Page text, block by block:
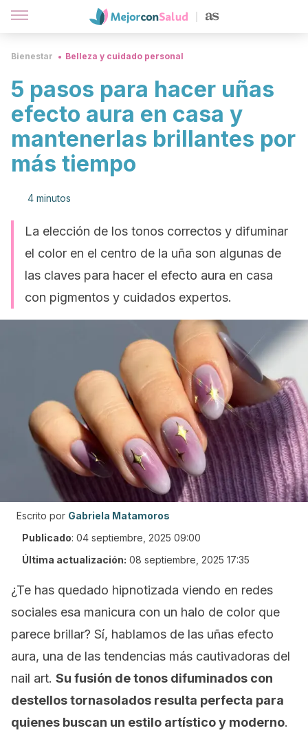
Bienestar Belleza y cuidado personal
5 pasos para hacer uñas
efecto aura en casa y
mantenerlas brillantes por
más tiempo
4 minutos
La elección de los tonos correctos y difuminar
el color en el centro de la uña son algunas de
las claves para hacer el efecto aura en casa
con pigmentos y cuidados expertos.
Escrito por Gabriela Matamoros
Publicado: 04 septiembre, 2025 09:00
Última actualización: 08 septiembre, 2025 17:35
¿Te has quedado hipnotizada viendo en redes
sociales esa manicura con un halo de color que
parece brillar? Sí, hablamos de las uñas efecto
aura, una de las tendencias más cautivadoras del
nail art. Su fusión de tonos difuminados con
destellos tornasolados resulta perfecta para
quienes buscan un estilo artístico y moderno.